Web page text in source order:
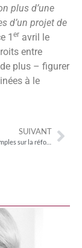
plus d’une
d’un projet de
1 er avril le
entre
plus – figurer
à le
SUIVANT
Quelques idées simples sur la réforme du secteur audiovisuel